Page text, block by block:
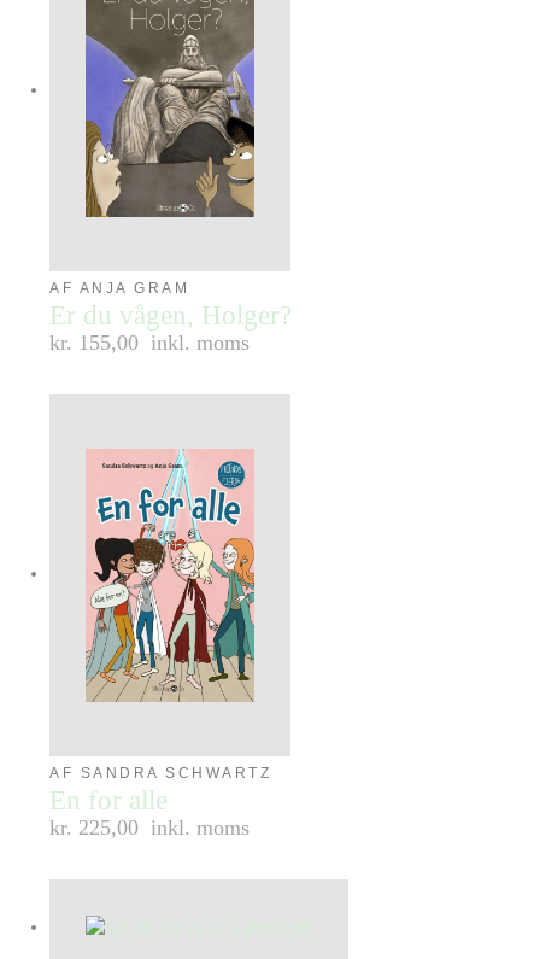
AF ANJA GRAM
Er du vågen, Holger?
kr. 155,00 inkl. moms
AF SANDRA SCHWARTZ
En for alle
kr. 225,00 inkl. moms